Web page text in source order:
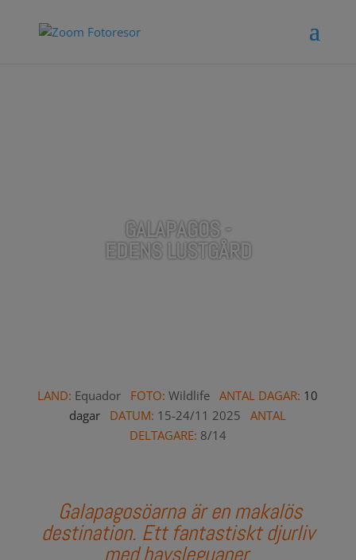
GALAPAGOS -
EDENS LUSTGÅRD
LAND: Equador FOTO: Wildlife ANTAL DAGAR: 10
dagar
DATUM: 15-24/11 2025ANTAL
DELTAGARE: 8/14
Galapagosöarna är en makalös
destination. Ett fantastiskt djurliv
med havsleguaner,